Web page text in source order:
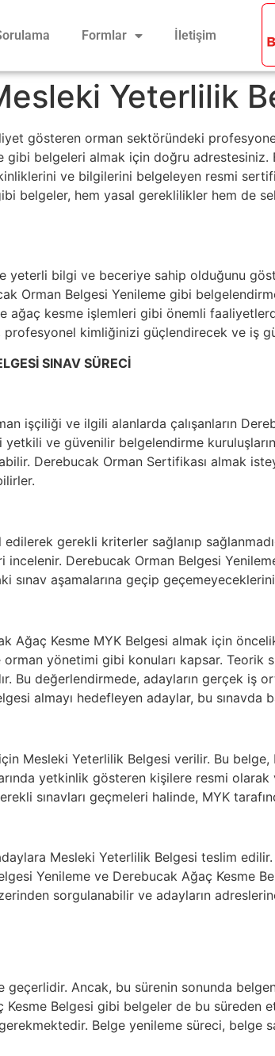
Formlar İletişim
Yeterlilik
gösteren orman sektöründeki
gibi belgeleri almak için doğru
ve bilgilerini belgeleyen resmi
belgeler, hem yasal gereklilikler hem de
yeterli bilgi ve beceriye sahip olduğunu
Orman Belgesi Yenileme gibi
ağaç kesme işlemleri gibi önemli
kimliğinizi güçlendirecek ve iş
SINAV SÜRECİ
işçiliği ve ilgili alanlarda çalışanların
ve güvenilir belgelendirme
Derebucak Orman Sertifikası almak
gerekli kriterler sağlanıp
Derebucak Orman Belgesi
sınav aşamalarına geçip
Kesme MYK Belgesi almak için
yönetimi gibi konuları kapsar. Teorik
Bu değerlendirmede, adayların gerçek iş
almayı hedefleyen adaylar, bu sınavda
Mesleki Yeterlilik Belgesi verilir. Bu
yetkinlik gösteren kişilere resmi olarak
sınavları geçmeleri halinde, MYK
Mesleki Yeterlilik Belgesi teslim
Yenileme ve Derebucak Ağaç Kesme
sorgulanabilir ve adayların
Ancak, bu sürenin sonunda
Belgesi gibi belgeler de bu süreden
Belge yenileme süreci, belge